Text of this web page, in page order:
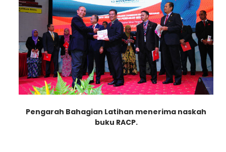
Pengarah Bahagian Latihan menerima naskah
buku RACP.